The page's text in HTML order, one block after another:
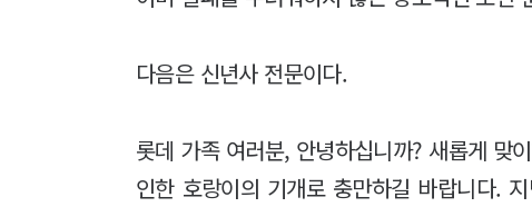
다음은 신년사 전문이다.
롯데 가족 여러분, 안녕하십니까? 새롭게
인한 호랑이의 기개로 충만하길 바랍니다.